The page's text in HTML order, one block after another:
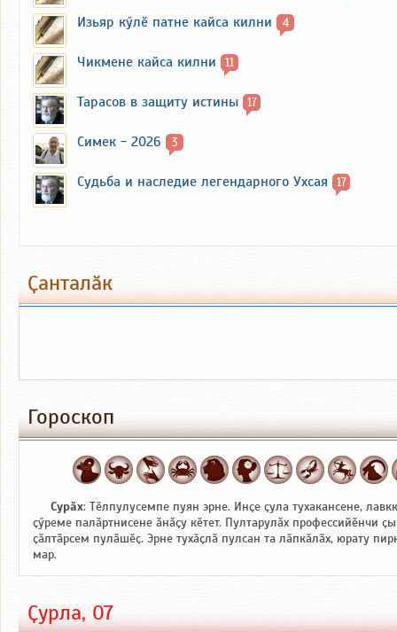
Изьяр кӳлӗ патне кайса килни 4
Чикмене кайса килни 11
Тарасов в защиту истины 17
Симек - 2026 3
Судьба и наследие легендарного Ухсая 17
Ҫанталӑк
Гороскоп
Сурӑх: Тӗлпулусемпе пуян эрне. Инҫе ҫула тухакансене,
ҫӳреме палӑртнисене ӑнӑҫу кӗтет. Пултарулӑх профессийӗнчи
ҫӑлтӑрсем пулӑшӗҫ. Эрне тухӑҫлӑ пулсан та лӑпкӑлӑх, юрату
мар.
Ҫурла, 07